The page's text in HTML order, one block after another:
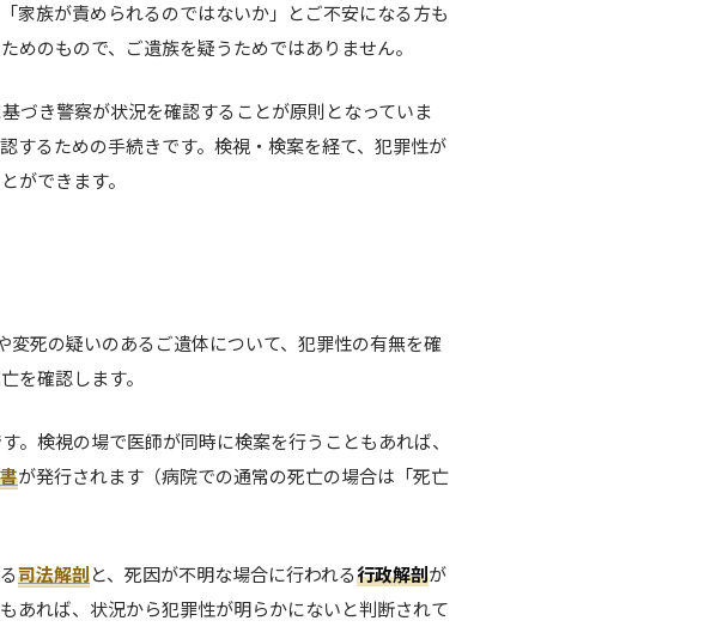
家族が責められるのではないか」とご不安になる方も
のもので、ご遺族を疑うためではありません。
づき警察が状況を確認することが原則となっていま
するための手続きです。検視・検案を経て、犯罪性が
ができます。
変死の疑いのあるご遺体について、犯罪性の有無を確
を確認します。
検視の場で医師が同時に検案を行うこともあれば、
が発行されます（病院での通常の死亡の場合は「死亡
司法解剖と、死因が不明な場合に行われる行政解剖が
あれば、状況から犯罪性が明らかにないと判断されて